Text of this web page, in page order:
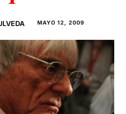
MAYO 12, 2009